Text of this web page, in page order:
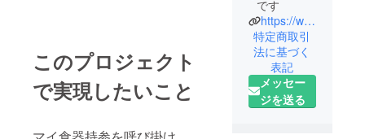
このプロジェクト
で実現したいこと
です
https://www.kurukuru-plaza.jp/
特定商取引
法に基づく
表記
メッセー
ジを送る